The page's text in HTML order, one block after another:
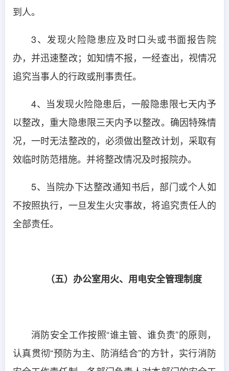
到人。
3、发现火险隐患应及时口头或书面报告院
办，并迅速整改；如知情不报，一经查出，视情况
追究当事人的行政或刑事责任。
4、当发现火险隐患后，一般隐患限七天内予
以整改，重大隐患限三天内予以整改。确因特殊情
况，一时无法整改的，必须做出整改计划，采取有
效临时防范措施。并将整改情况及时报院办。
5、当院办下达整改通知书后，部门或个人如
不按照执行，一旦发生火灾事故，将追究责任人的
全部责任。
（五）办公室用火、用电安全管理制度
消防安全工作按照“谁主管、谁负责”的原则，
认真贯彻“预防为主、防消结合”的方针，实行消防